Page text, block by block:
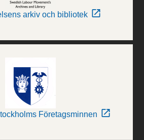
arkiv och bibliotek
Företagsminnen